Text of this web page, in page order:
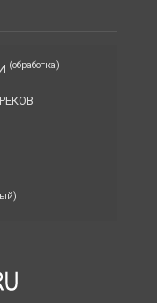
(обработка)